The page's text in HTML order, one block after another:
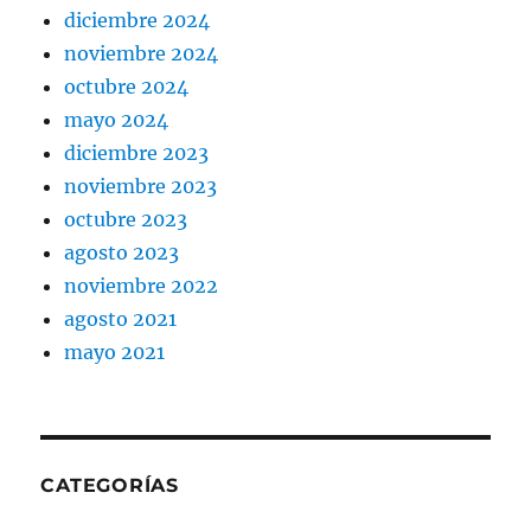
diciembre 2024
noviembre 2024
octubre 2024
mayo 2024
diciembre 2023
noviembre 2023
octubre 2023
agosto 2023
noviembre 2022
agosto 2021
mayo 2021
CATEGORÍAS